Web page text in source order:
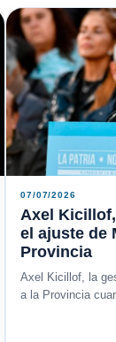
07/07/2026
Axel
el ajuste de
Provincia
Axel Kicillof, la
a la Provincia